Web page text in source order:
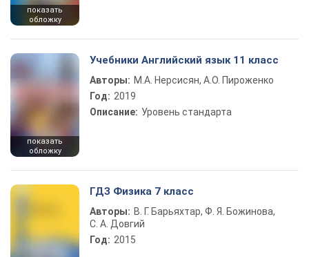
показать
обложку
показать
обложку
Учебники Английский язык 11 класс
Авторы: М.А. Нерсисян, А.О. Пироженко
Год: 2019
Описание: Уровень стандарта
ГДЗ Физика 7 класс
Авторы: В. Г. Барьяхтар, Ф. Я. Божинова,
С. А. Довгий
Год: 2015